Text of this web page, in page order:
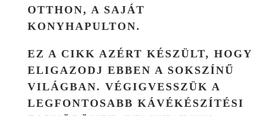
OTTHON, A SAJÁT
KONYHAPULTON.
EZ A CIKK AZÉRT KÉSZÜLT, HOGY
ELIGAZODJ EBBEN A SOKSZÍNŰ
VILÁGBAN. VÉGIGVESSZÜK A
LEGFONTOSABB KÁVÉKÉSZÍTÉSI